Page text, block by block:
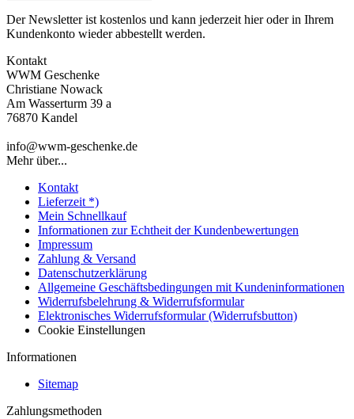
Der Newsletter ist kostenlos und kann jederzeit hier oder in Ihrem
Kundenkonto wieder abbestellt werden.
Kontakt
WWM Geschenke
Christiane Nowack
Am Wasserturm 39 a
76870 Kandel
info@wwm-geschenke.de
Mehr über...
Kontakt
Lieferzeit *)
Mein Schnellkauf
Informationen zur Echtheit der Kundenbewertungen
Impressum
Zahlung & Versand
Datenschutzerklärung
Allgemeine Geschäftsbedingungen mit Kundeninformationen
Widerrufsbelehrung & Widerrufsformular
Elektronisches Widerrufsformular (Widerrufsbutton)
Cookie Einstellungen
Informationen
Sitemap
Zahlungsmethoden